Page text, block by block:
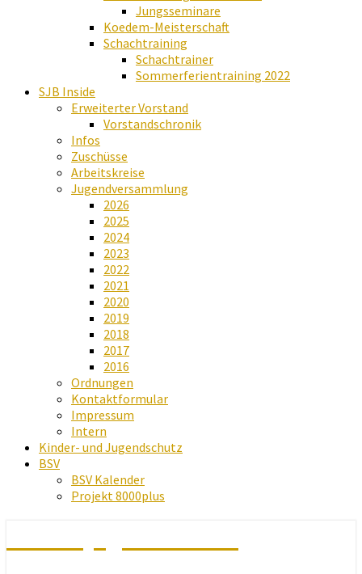
Jungsseminare
Koedem-Meisterschaft
Schachtraining
Schachtrainer
Sommerferientraining 2022
SJB Inside
Erweiterter Vorstand
Vorstandschronik
Infos
Zuschüsse
Arbeitskreise
Jugendversammlung
2026
2025
2024
2023
2022
2021
2020
2019
2018
2017
2016
Ordnungen
Kontaktformular
Impressum
Intern
Kinder- und Jugendschutz
BSV
BSV Kalender
Projekt 8000plus